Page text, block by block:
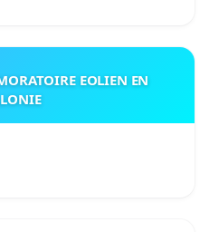
EOLIEN EN